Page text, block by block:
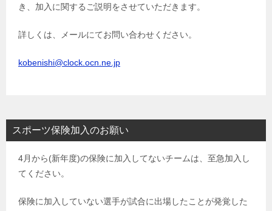
き、加入に関するご説明をさせていただきます。
詳しくは、メールにてお問い合わせください。
kobenishi@clock.ocn.ne.jp
スポーツ保険加入のお願い
4月から(新年度)の保険に加入してないチームは、至急加入し
てください。
保険に加入していない選手が試合に出場したことが発覚した